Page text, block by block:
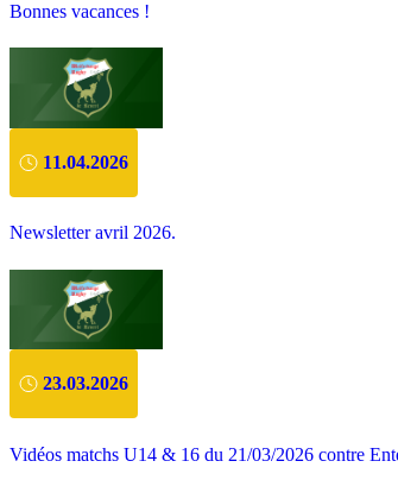
Bonnes vacances !
11.04.2026
Newsletter avril 2026.
23.03.2026
Vidéos matchs U14 & 16 du 21/03/2026 contre